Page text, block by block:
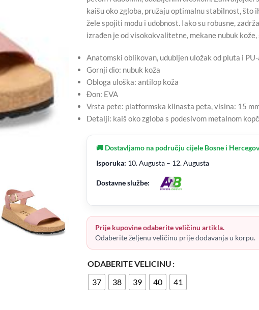
kaišu oko zgloba, pružaju optimalnu stabilnost, što
žele spojiti modu i udobnost. Iako su robusne,
izrađen je od visokokvalitetne, mekane nubuk
Anatomski oblikovan, udubljen uložak od pluta i PU-
Gornji dio: nubuk koža
Obloga uloška: antilop koža
Đon: EVA
Vrsta pete: platformska klinasta peta, visina: 15
Detalji: kaiš oko zgloba s podesivom metalnom
🚚 Dostavljamo na području cijele Bosne i
Isporuka: 10. Augusta – 12. Augusta
Dostavne službe:
Prije kupovine odaberite veličinu artikla.
Odaberite željenu veličinu prije dodavanja u korpu.
ODABERITE VELICINU
37
38 39 40 41